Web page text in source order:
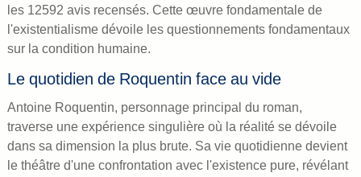
les 12592 avis recensés. Cette œuvre fondamentale de
l'existentialisme dévoile les questionnements fondamentaux
sur la condition humaine.
Le quotidien de Roquentin face au vide
Antoine Roquentin, personnage principal du roman,
traverse une expérience singulière où la réalité se dévoile
dans sa dimension la plus brute. Sa vie quotidienne devient
le théâtre d'une confrontation avec l'existence pure, révélant